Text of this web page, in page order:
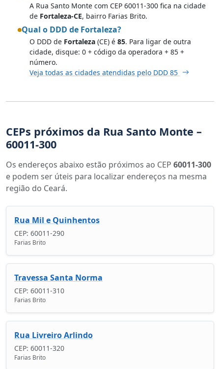
A Rua Santo Monte com CEP 60011-300 fica na cidade
de Fortaleza-CE, bairro Farias Brito.
Qual o DDD de Fortaleza?
O DDD de Fortaleza (CE) é 85. Para ligar de outra
cidade, disque: 0 + código da operadora + 85 +
número.
Veja todas as cidades atendidas pelo DDD 85
CEPs próximos da Rua Santo Monte –
60011-300
Os endereços abaixo estão próximos ao CEP 60011-300
e podem ser úteis para localizar endereços na mesma
região do Ceará.
Rua Mil e Quinhentos
CEP: 60011-290
Farias Brito
Travessa Santa Norma
CEP: 60011-310
Farias Brito
Rua Livreiro Arlindo
CEP: 60011-320
Farias Brito